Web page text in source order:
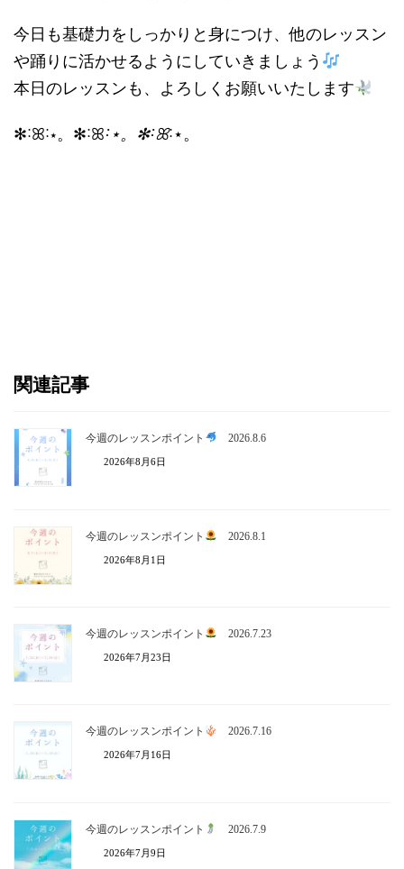
今日も基礎力をしっかりと身につけ、他のレッスン
や踊りに活かせるようにしていきましょう
本日のレッスンも、よろしくお願いいたします
✻˸ꕤ˸⋆。✻˸ꕤ˸⋆。✻˸ꕤ˸⋆。
関連記事
今週のレッスンポイント 2026.8.6
2026年8月6日
今週のレッスンポイント 2026.8.1
2026年8月1日
今週のレッスンポイント 2026.7.23
2026年7月23日
今週のレッスンポイント 2026.7.16
2026年7月16日
今週のレッスンポイント 2026.7.9
2026年7月9日